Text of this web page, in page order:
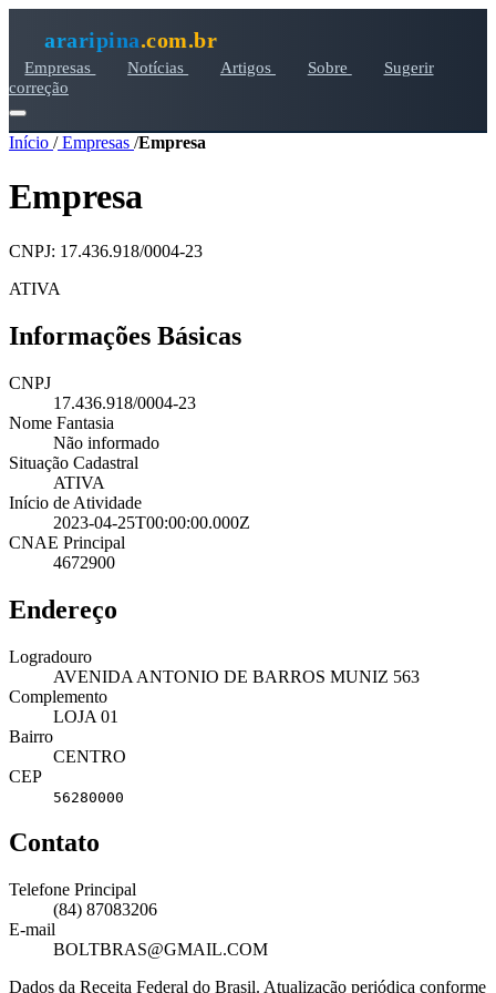
araripina.com.br
Empresas Notícias Artigos Sobre
Sugerir
correção
Início /Empresas /Empresa
Empresa
CNPJ: 17.436.918/0004-23
ATIVA
Informações Básicas
CNPJ
17.436.918/0004-23
Nome Fantasia
Não informado
Situação Cadastral
ATIVA
Início de Atividade
2023-04-25T00:00:00.000Z
CNAE Principal
4672900
Endereço
Logradouro
AVENIDA ANTONIO DE BARROS MUNIZ 563
Complemento
LOJA 01
Bairro
CENTRO
CEP
56280000
Contato
Telefone Principal
(84) 87083206
E-mail
BOLTBRAS@GMAIL.COM
Dados da Receita Federal do Brasil. Atualização periódica conforme